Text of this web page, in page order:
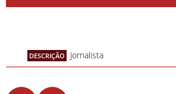
DESCRIÇÃO Jornalista